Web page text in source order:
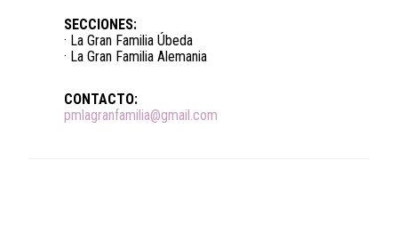
SECCIONES:
· La Gran Familia Úbeda
· La Gran Familia Alemania
CONTACTO:
pmlagranfamilia@gmail.com